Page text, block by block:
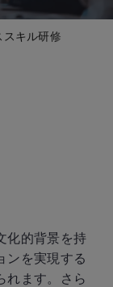
スキル研修
化的背景を持
ンを実現する
れます。さら